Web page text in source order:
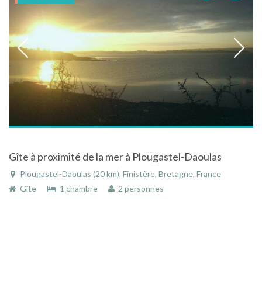
Gîte à proximité de la mer à Plougastel-Daoulas
Plougastel-Daoulas (20 km), Finistère, Bretagne, France
Gîte
1 chambre 2 personnes